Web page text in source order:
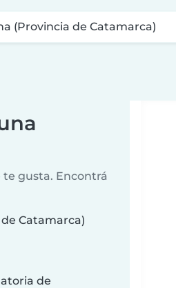
(Provincia de Catamarca)
gusta. Encontrá
Catamarca)
de